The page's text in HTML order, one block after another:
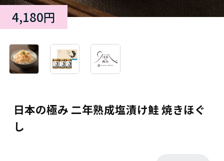
日本の極み 二年熟成塩漬け鮭 焼きほぐ
し
4,180円